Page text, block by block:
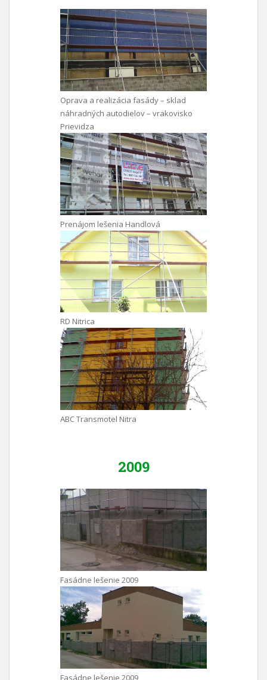
Oprava a realizácia fasády – sklad
náhradných autodielov – vrakovisko
Prievidza
Prenájom lešenia Handlová
RD Nitrica
ABC Transmotel Nitra
2009
Fasádne lešenie 2009
Fasádne lešenie 2009